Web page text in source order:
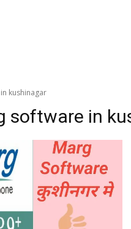
kushinagar
software in